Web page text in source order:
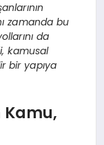
zamanda bu
da
kamusal
bir yapıya
Kamu,